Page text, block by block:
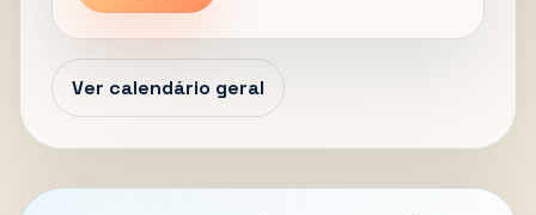
Ver calendário geral